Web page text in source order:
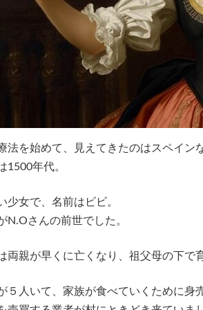
法を始めて、見えてきたのはスペイン
1500年代。
少女で、名前はビビ。
N.Oさんの前世でした。
両親が早くに亡くなり、祖父母の下で
５人いて、家族が食べていくために身